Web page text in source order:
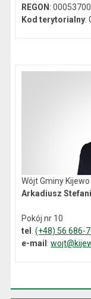
REGON :
Kod terytorialny:
Wójt Gminy
Arkadiusz
Pokój nr 10
tel
.(+48) 56 686-
e-mail :